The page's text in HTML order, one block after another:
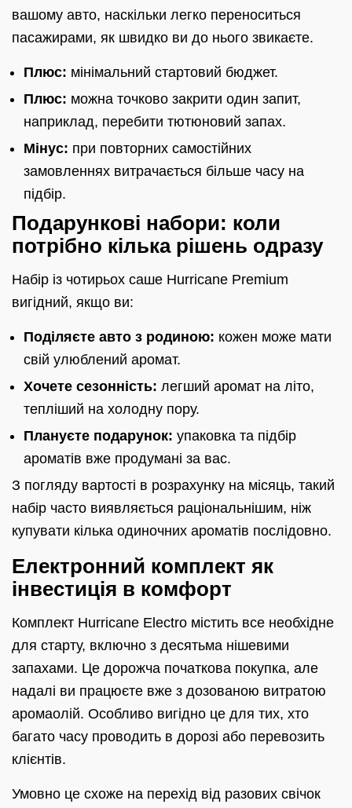
вашому авто, наскільки легко переноситься
пасажирами, як швидко ви до нього звикаєте.
Плюс: мінімальний стартовий бюджет.
Плюс: можна точково закрити один запит,
наприклад, перебити тютюновий запах.
Мінус: при повторних самостійних
замовленнях витрачається більше часу на
підбір.
Подарункові набори: коли
потрібно кілька рішень одразу
Набір із чотирьох саше Hurricane Premium
вигідний, якщо ви:
Поділяєте авто з родиною: кожен може мати
свій улюблений аромат.
Хочете сезонність: легший аромат на літо,
тепліший на холодну пору.
Плануєте подарунок: упаковка та підбір
ароматів вже продумані за вас.
З погляду вартості в розрахунку на місяць, такий
набір часто виявляється раціональнішим, ніж
купувати кілька одиночних ароматів послідовно.
Електронний комплект як
інвестиція в комфорт
Комплект Hurricane Electro містить все необхідне
для старту, включно з десятьма нішевими
запахами. Це дорожча початкова покупка, але
надалі ви працюєте вже з дозованою витратою
аромаолій. Особливо вигідно це для тих, хто
багато часу проводить в дорозі або перевозить
клієнтів.
Умовно це схоже на перехід від разових свічок